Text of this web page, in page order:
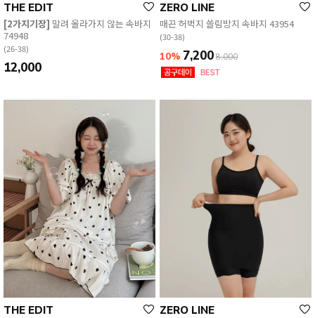
繁體中文
THE EDIT
[2가지기장] 말려 올라가지 않는 속바지
74948
(26-38)
12,000
ZERO LINE
매끈 허벅지 쓸림방지 속바지 43954
(30-38)
10% 7,200 8,000
THE EDIT ZERO LINE